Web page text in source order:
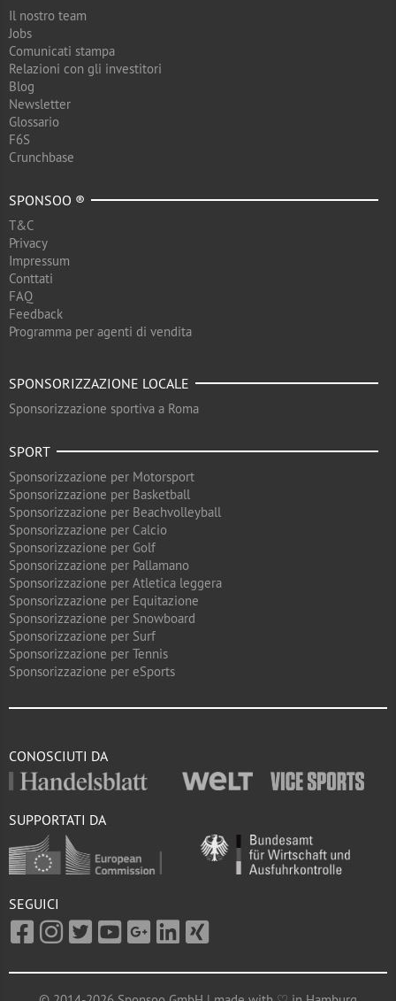
Il nostro team
Jobs
Comunicati stampa
Relazioni con gli investitori
Blog
Newsletter
Glossario
F6S
Crunchbase
SPONSOO ®
T&C
Privacy
Impressum
Conttati
FAQ
Feedback
Programma per agenti di vendita
SPONSORIZZAZIONE LOCALE
Sponsorizzazione sportiva a Roma
SPORT
Sponsorizzazione per Motorsport
Sponsorizzazione per Basketball
Sponsorizzazione per Beachvolleyball
Sponsorizzazione per Calcio
Sponsorizzazione per Golf
Sponsorizzazione per Pallamano
Sponsorizzazione per Atletica leggera
Sponsorizzazione per Equitazione
Sponsorizzazione per Snowboard
Sponsorizzazione per Surf
Sponsorizzazione per Tennis
Sponsorizzazione per eSports
CONOSCIUTI DA
SUPPORTATI DA
SEGUICI